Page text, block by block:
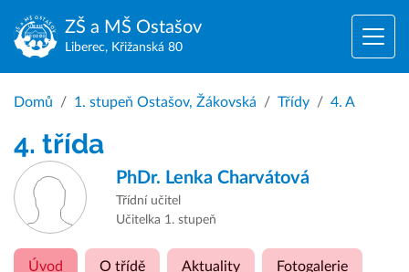
ZŠ a MŠ Ostašov
Liberec, Křižanská 80
Domů 1. stupeň Ostašov, Žákovská Třídy 4. A
4. třída
PhDr. Lenka Charvátová
Třídní učitel
Učitelka 1. stupeň
Úvod O třídě Aktuality Fotogalerie